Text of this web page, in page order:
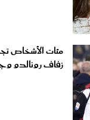
مئات الأشخاص
زفاف رونالدو